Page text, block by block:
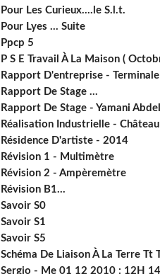
Pour Les Curieux....le S.l.t.
Pour Lyes ... Suite
Ppcp 5
P S E Travail À La Maison (
Rapport D'entreprise - Terminale
Rapport De Stage ...
Rapport De Stage - Yamani
Réalisation Industrielle -
Résidence D'artiste - 2014
Révision 1 - Multimètre
Révision 2 - Ampèremètre
Révision B1...
Savoir S0
Savoir S1
Savoir S5
Schéma De Liaison À La Terre Tt
Sergio - Me 01 12 2010 : 12H